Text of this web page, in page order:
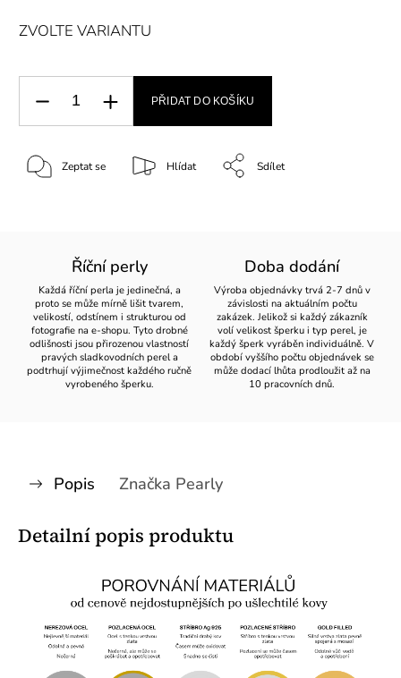
ZVOLTE VARIANTU
PŘIDAT DO KOŠÍKU
Zeptat se Hlídat Sdílet
Říční perly
Každá říční perla je jedinečná, a
proto se může mírně lišit tvarem,
velikostí, odstínem i strukturou od
fotografie na e-shopu. Tyto drobné
odlišnosti jsou přirozenou vlastností
pravých sladkovodních perel a
podtrhují výjimečnost každého ručně
vyrobeného šperku.
Doba dodání
Výroba objednávky trvá 2-7 dnů v
závislosti na aktuálním počtu
zakázek. Jelikož si každý zákazník
volí velikost šperku i typ perel, je
každý šperk vyráběn individuálně. V
období vyššího počtu objednávek se
může dodací lhůta prodloužit až na
10 pracovních dnů.
Popis Značka Pearly
Detailní popis produktu